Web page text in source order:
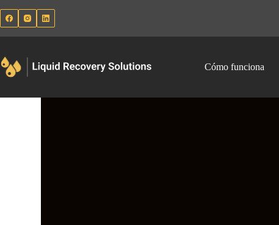
Cómo funciona